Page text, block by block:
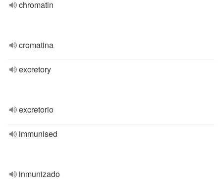
chromatin
cromatina
excretory
excretorio
immunised
inmunizado